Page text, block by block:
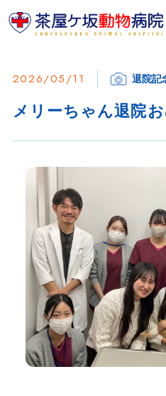
2026/05/11 退院記
メリーちゃん退院お